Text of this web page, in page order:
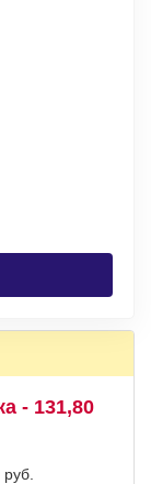
- 131,80